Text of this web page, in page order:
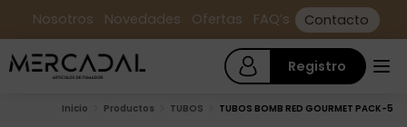
Nosotros Novedades Ofertas FAQ’s Contacto
Registro
Inicio Productos TUBOS TUBOS BOMB RED GOURMET PACK-5